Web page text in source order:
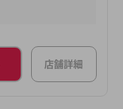
店舗詳細